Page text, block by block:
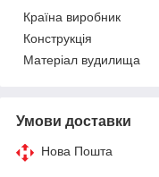
Країна виробник
Конструкція
Матеріал вудилища
Умови доставки
Нова Пошта